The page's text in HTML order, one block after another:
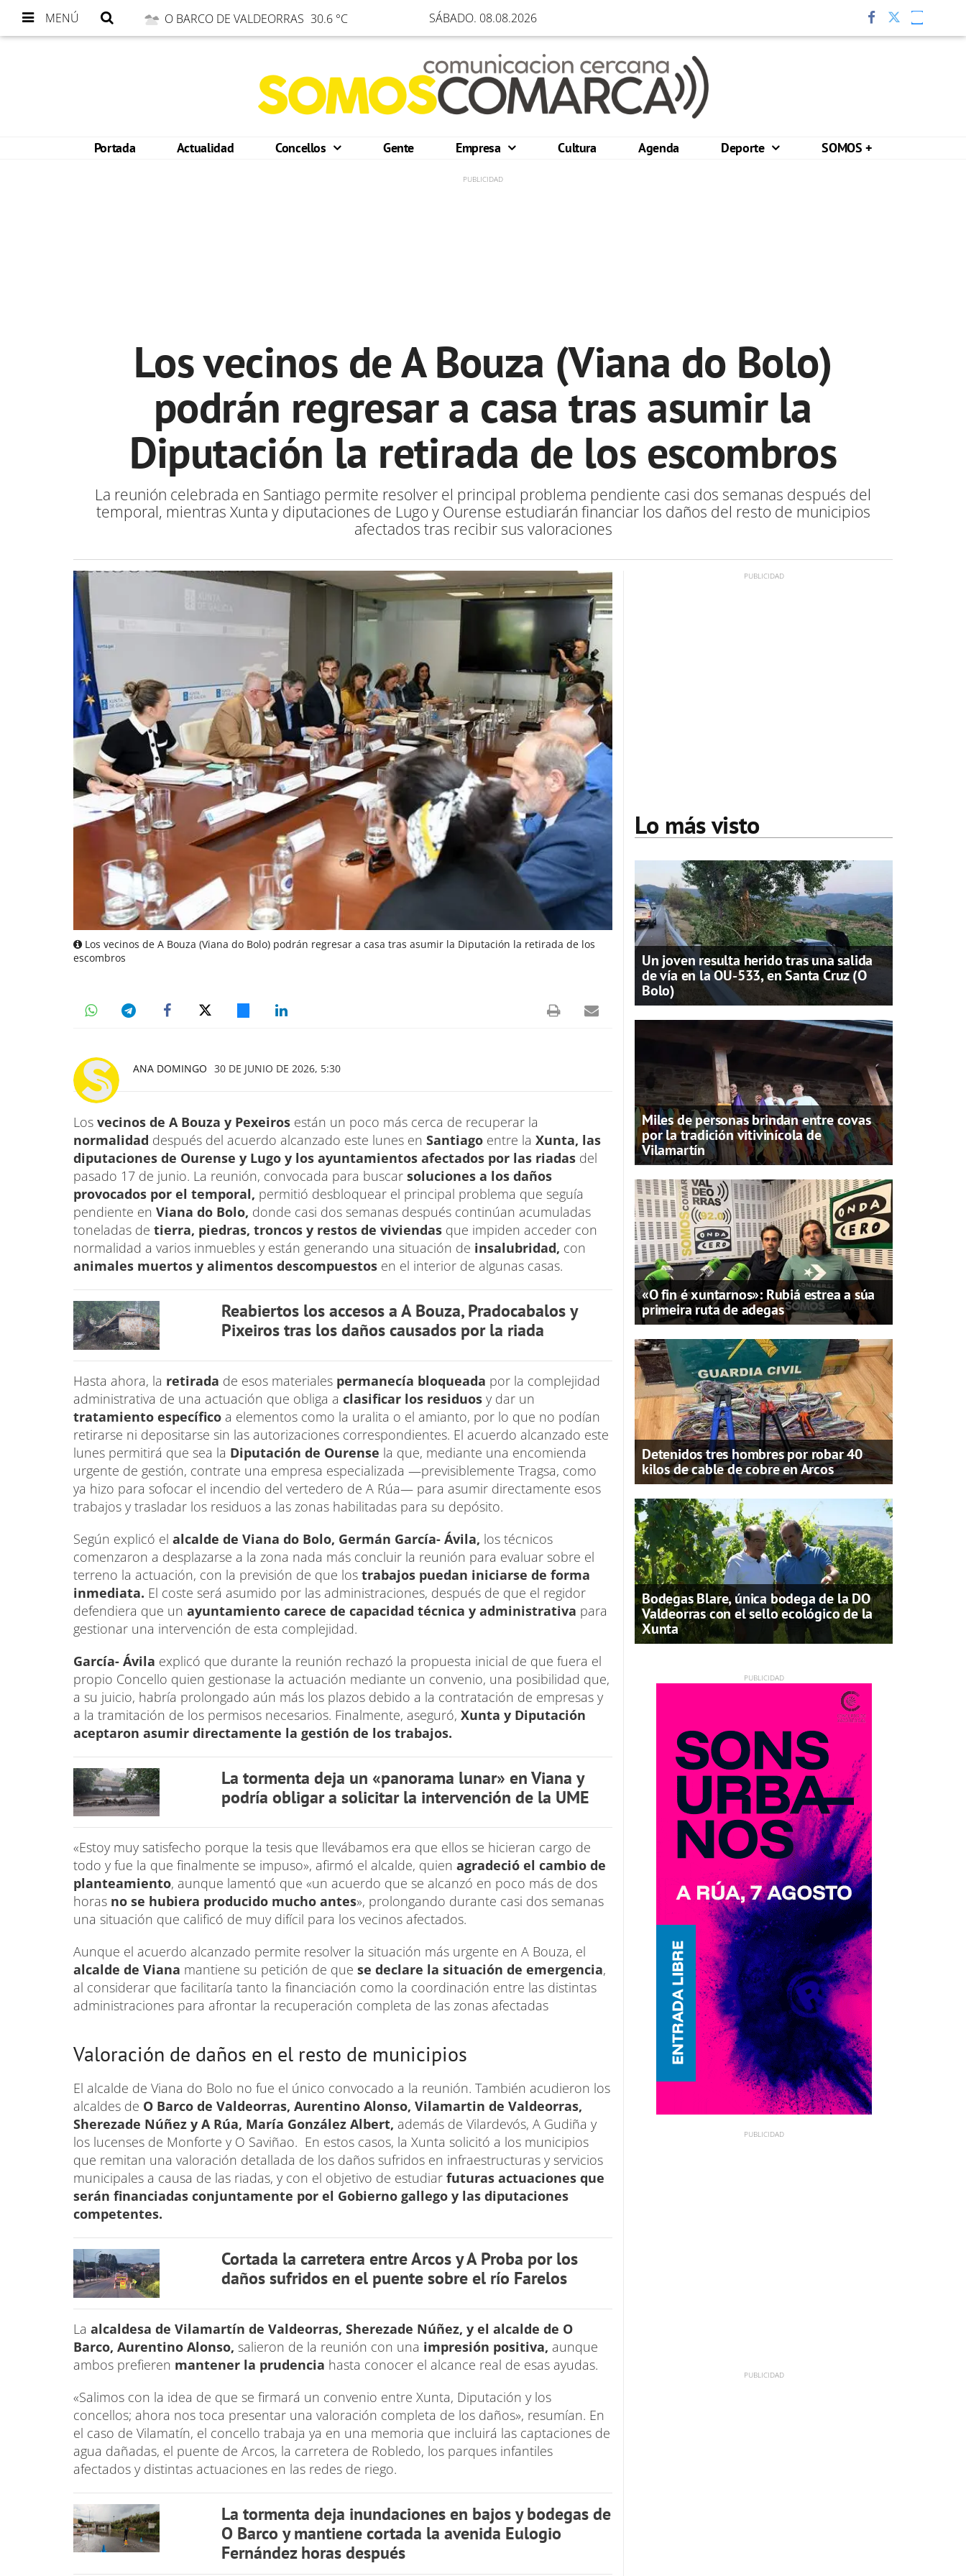
MENÚ O BARCO DE VALDEORRAS 30.6 °C SÁBADO. 08.08.2026
Portada Actualidad Concellos Gente Empresa Cultura Agenda Deporte SOMOS +
Los vecinos de A Bouza (Viana do Bolo)
podrán regresar a casa tras asumir la
Diputación la retirada de los escombros
La reunión celebrada en Santiago permite resolver el principal problema pendiente casi dos semanas después del
temporal, mientras Xunta y diputaciones de Lugo y Ourense estudiarán financiar los daños del resto de municipios
afectados tras recibir sus valoraciones
Los vecinos de A Bouza (Viana do Bolo) podrán regresar a casa tras asumir la Diputación la retirada de los
escombros
ANA DOMINGO 30 DE JUNIO DE 2026, 5:30
Los vecinos de A Bouza y Pexeiros están un poco más cerca de recuperar la
normalidad después del acuerdo alcanzado este lunes en Santiago entre la Xunta, las
diputaciones de Ourense y Lugo y los ayuntamientos afectados por las riadas del
pasado 17 de junio. La reunión, convocada para buscar soluciones a los daños
provocados por el temporal, permitió desbloquear el principal problema que seguía
pendiente en Viana do Bolo, donde casi dos semanas después continúan acumuladas
toneladas de tierra, piedras, troncos y restos de viviendas que impiden acceder con
normalidad a varios inmuebles y están generando una situación de insalubridad, con
animales muertos y alimentos descompuestos en el interior de algunas casas.
Reabiertos los accesos a A Bouza, Pradocabalos y
Pixeiros tras los daños causados por la riada
Hasta ahora, la retirada de esos materiales permanecía bloqueada por la complejidad
administrativa de una actuación que obliga a clasificar los residuos y dar un
tratamiento específico a elementos como la uralita o el amianto, por lo que no podían
retirarse ni depositarse sin las autorizaciones correspondientes. El acuerdo alcanzado este
lunes permitirá que sea la Diputación de Ourense la que, mediante una encomienda
urgente de gestión, contrate una empresa especializada —previsiblemente Tragsa, como
ya hizo para sofocar el incendio del vertedero de A Rúa— para asumir directamente esos
trabajos y trasladar los residuos a las zonas habilitadas para su depósito.
Según explicó el alcalde de Viana do Bolo, Germán García- Ávila, los técnicos
comenzaron a desplazarse a la zona nada más concluir la reunión para evaluar sobre el
terreno la actuación, con la previsión de que los trabajos puedan iniciarse de forma
inmediata. El coste será asumido por las administraciones, después de que el regidor
defendiera que un ayuntamiento carece de capacidad técnica y administrativa para
gestionar una intervención de esta complejidad.
García- Ávila explicó que durante la reunión rechazó la propuesta inicial de que fuera el
propio Concello quien gestionase la actuación mediante un convenio, una posibilidad que,
a su juicio, habría prolongado aún más los plazos debido a la contratación de empresas y
a la tramitación de los permisos necesarios. Finalmente, aseguró, Xunta y Diputación
aceptaron asumir directamente la gestión de los trabajos.
La tormenta deja un «panorama lunar» en Viana y
podría obligar a solicitar la intervención de la UME
«Estoy muy satisfecho porque la tesis que llevábamos era que ellos se hicieran cargo de
todo y fue la que finalmente se impuso», afirmó el alcalde, quien agradeció el cambio de
planteamiento, aunque lamentó que «un acuerdo que se alcanzó en poco más de dos
horas no se hubiera producido mucho antes», prolongando durante casi dos semanas
una situación que calificó de muy difícil para los vecinos afectados.
Aunque el acuerdo alcanzado permite resolver la situación más urgente en A Bouza, el
alcalde de Viana mantiene su petición de que se declare la situación de emergencia,
al considerar que facilitaría tanto la financiación como la coordinación entre las distintas
administraciones para afrontar la recuperación completa de las zonas afectadas
Valoración de daños en el resto de municipios
El alcalde de Viana do Bolo no fue el único convocado a la reunión. También acudieron los
alcaldes de O Barco de Valdeorras, Aurentino Alonso, Vilamartin de Valdeorras,
Sherezade Núñez y A Rúa, María González Albert, además de Vilardevós, A Gudiña y
los lucenses de Monforte y O Saviñao. En estos casos, la Xunta solicitó a los municipios
que remitan una valoración detallada de los daños sufridos en infraestructuras y servicios
municipales a causa de las riadas, y con el objetivo de estudiar futuras actuaciones que
serán financiadas conjuntamente por el Gobierno gallego y las diputaciones
competentes.
Cortada la carretera entre Arcos y A Proba por los
daños sufridos en el puente sobre el río Farelos
La alcaldesa de Vilamartín de Valdeorras, Sherezade Núñez, y el alcalde de O
Barco, Aurentino Alonso, salieron de la reunión con una impresión positiva, aunque
ambos prefieren mantener la prudencia hasta conocer el alcance real de esas ayudas.
«Salimos con la idea de que se firmará un convenio entre Xunta, Diputación y los
concellos; ahora nos toca presentar una valoración completa de los daños», resumían. En
el caso de Vilamatín, el concello trabaja ya en una memoria que incluirá las captaciones de
agua dañadas, el puente de Arcos, la carretera de Robledo, los parques infantiles
afectados y distintas actuaciones en las redes de riego.
La tormenta deja inundaciones en bajos y bodegas de
O Barco y mantiene cortada la avenida Eulogio
Fernández horas después
Lo más visto
Un joven resulta herido tras una salida
de vía en la OU-533, en Santa Cruz (O
Bolo)
Miles de personas brindan entre covas
por la tradición vitivinícola de
Vilamartín
«O fin é xuntarnos»: Rubiá estrea a súa
primeira ruta de adegas
Detenidos tres hombres por robar 40
kilos de cable de cobre en Arcos
Bodegas Blare, única bodega de la DO
Valdeorras con el sello ecológico de la
Xunta